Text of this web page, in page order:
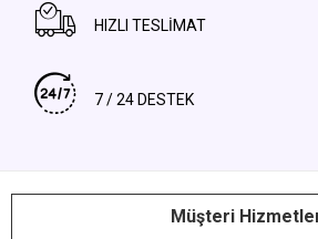
HIZLI TESLİMAT
7 / 24 DESTEK
Müşteri